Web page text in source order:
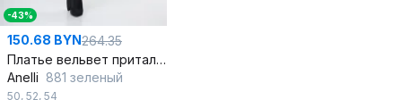
-43%
150.68 BYN264.35
Платье вельвет приталенное ниже колена с карманами
Anelli 881 зеленый
50, 52, 54